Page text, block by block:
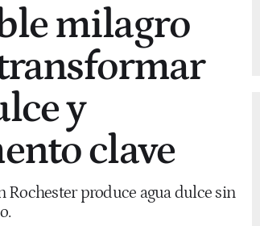
milagro
y
clave
Rochester produce agua dulce sin